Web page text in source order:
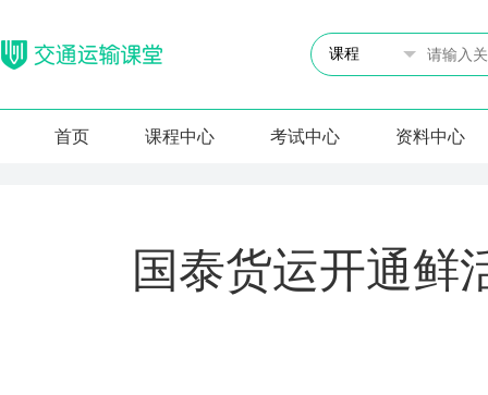
首页 课程中心 考试中心 资料中心
国泰货运开通鲜